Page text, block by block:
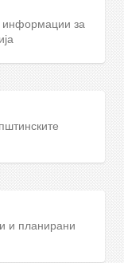
информации за
и планирани